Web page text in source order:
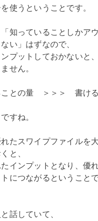
使うということです。
知っていることしかア
い」はずなので、
プットしておかないと
せん。
ことの量 ＞＞＞ 書け
すね。
たスワイプファイルを
と、
インプットとなり、優
につながるということ
話していて、